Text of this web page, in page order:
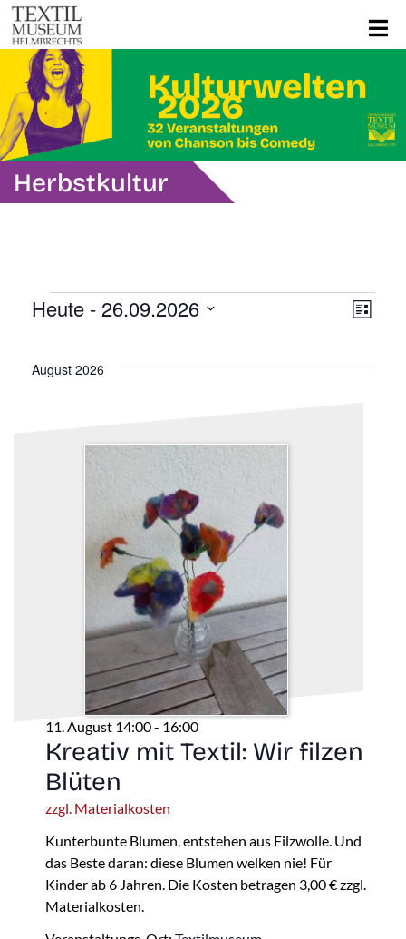
Herbstkultur
Veranstaltungen Liste
Heute - 26.09.2026
August 2026
11. August 14:00- 16:00
Kreativ mit Textil: Wir filzen
Blüten
zzgl. Materialkosten
Kunterbunte Blumen, entstehen aus Filzwolle. Und
das Beste daran: diese Blumen welken nie! Für
Kinder ab 6 Jahren. Die Kosten betragen 3,00 € zzgl.
Materialkosten.